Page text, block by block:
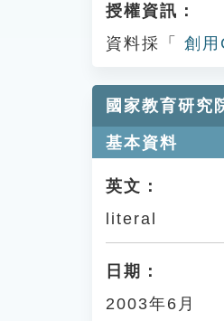
授權資訊：
資料採「
創
國家教育研究
基本資料
英文：
literal
日期：
2003年6月